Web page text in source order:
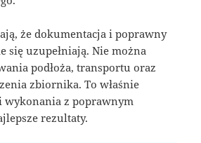
że dokumentacja i poprawny
się uzupełniają. Nie można
podłoża, transportu oraz
zbiornika. To właśnie
wykonania z poprawnym
rezultaty.